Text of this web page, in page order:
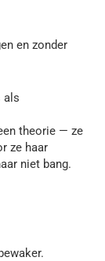
en zonder
als
theorie — ze
ze haar
niet bang.